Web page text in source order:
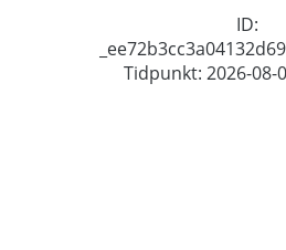
ID:
Tidpunkt: 2026-08-